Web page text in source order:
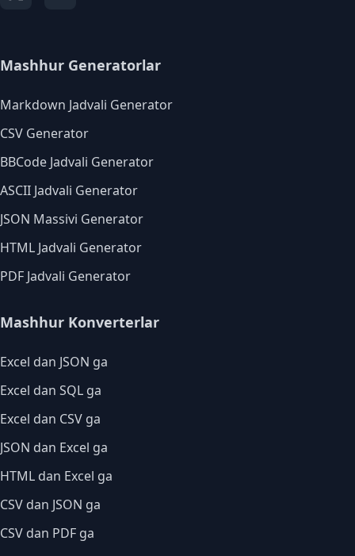
Mashhur Generatorlar
Markdown Jadvali Generator
CSV Generator
BBCode Jadvali Generator
ASCII Jadvali Generator
JSON Massivi Generator
HTML Jadvali Generator
PDF Jadvali Generator
Mashhur Konverterlar
Excel dan JSON ga
Excel dan SQL ga
Excel dan CSV ga
JSON dan Excel ga
HTML dan Excel ga
CSV dan JSON ga
CSV dan PDF ga